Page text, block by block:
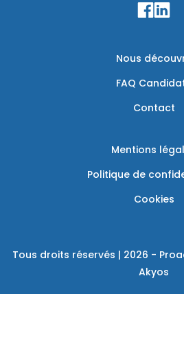
Nous
FAQ
Contact
Mentions
Politique de
Cookies
Tous droits réservés | 2026 -
Akyos